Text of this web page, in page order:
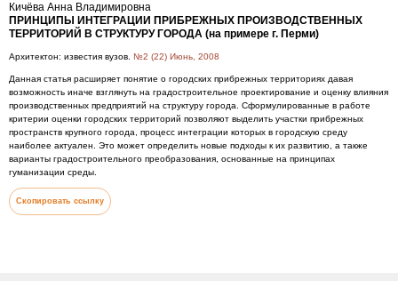
Кичёва Анна Владимировна
ПРИНЦИПЫ ИНТЕГРАЦИИ ПРИБРЕЖНЫХ ПРОИЗВОДСТВЕННЫХ
ТЕРРИТОРИЙ В СТРУКТУРУ ГОРОДА (на примере г. Перми)
Архитектон: известия вузов. №2 (22) Июнь, 2008
Данная статья расширяет понятие о городских прибрежных территориях давая
возможность иначе взглянуть на градостроительное проектирование и оценку влияния
производственных предприятий на структуру города. Сформулированные в работе
критерии оценки городских территорий позволяют выделить участки прибрежных
пространств крупного города, процесс интеграции которых в городскую среду
наиболее актуален. Это может определить новые подходы к их развитию, а также
варианты градостроительного преобразования, основанные на принципах
гуманизации среды.
Скопировать ссылку